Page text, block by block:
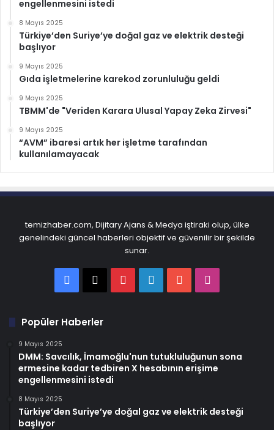
engellenmesini istedi
8 Mayıs 2025
Türkiye’den Suriye’ye doğal gaz ve elektrik desteği
başlıyor
9 Mayıs 2025
Gıda işletmelerine karekod zorunluluğu geldi
9 Mayıs 2025
TBMM'de "Veriden Karara Ulusal Yapay Zeka Zirvesi"
9 Mayıs 2025
“AVM” ibaresi artık her işletme tarafından
kullanılamayacak
temizhaber.com, Dijitary Ajans & Medya iştiraki olup, ülke
genelindeki güncel haberleri objektif ve güvenilir bir şekilde
sunar.
Facebook
X PinterestLinkedInYouTube
Popüler Haberler
9 Mayıs 2025
DMM: Savcılık, İmamoğlu'nun tutukluluğunun sona
ermesine kadar tedbiren X hesabının erişime
engellenmesini istedi
8 Mayıs 2025
Türkiye’den Suriye’ye doğal gaz ve elektrik desteği
başlıyor